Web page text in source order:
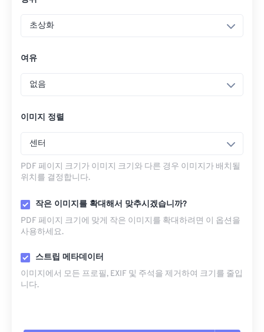
초상화
여유
없음
이미지 정렬
센터
PDF 페이지 크기가 이미지 크기와 다른 경우 이미지가 배치될
위치를 결정합니다.
작은 이미지를 확대해서 맞추시겠습니까?
PDF 페이지 크기에 맞게 작은 이미지를 확대하려면 이 옵션을
사용하세요.
스트립 메타데이터
이미지에서 모든 프로필, EXIF ​​및 주석을 제거하여 크기를 줄입
니다.